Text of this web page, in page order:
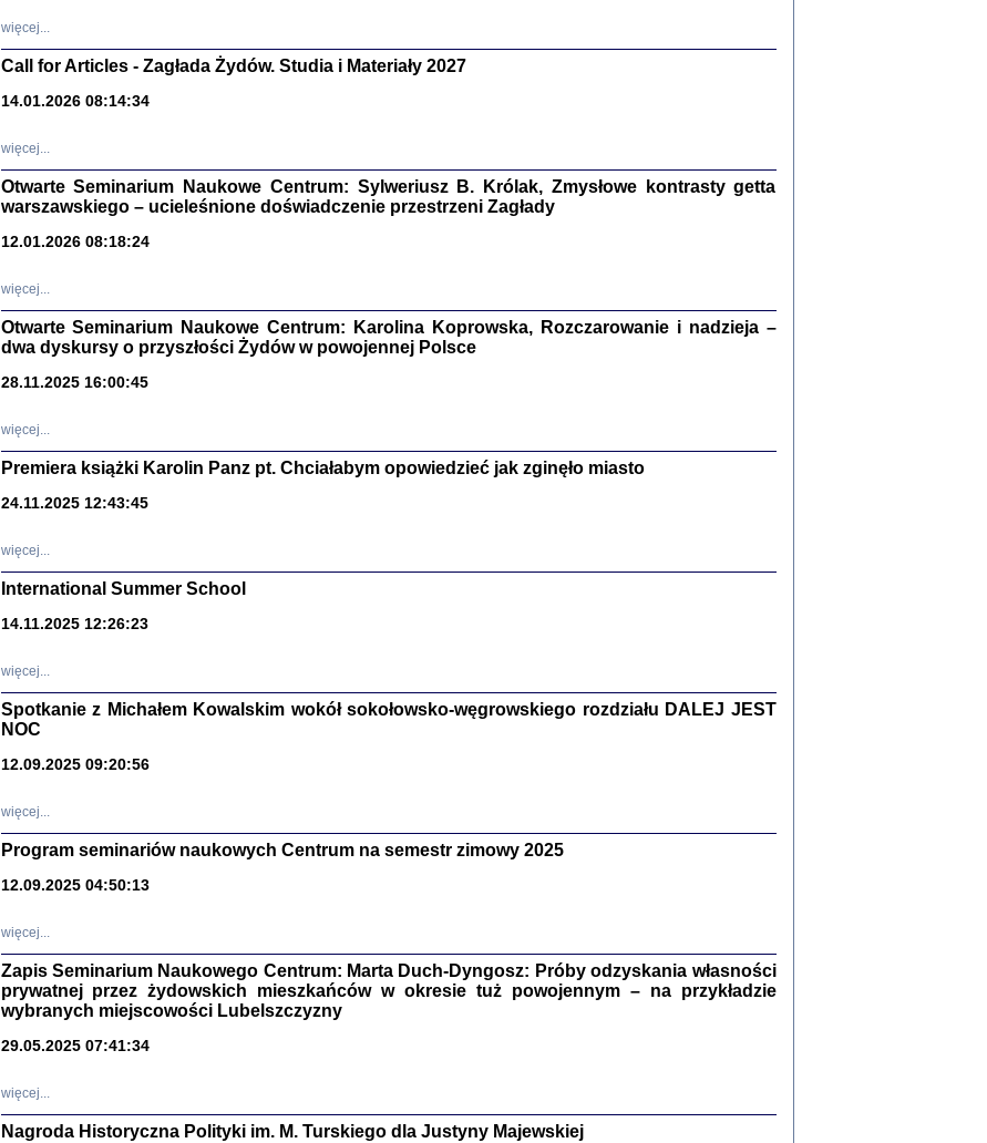
Sewek Okonowski, oprac. Marta Janczewska
PISZĄCY TE SŁOWA JEST PRACOWNIKIEM
GETTOWEJ INSTYTUCJI ...
'z Dziennika' i inne pisma z łódzkiego getta
Józef Zelkowicz, tłum. z jidysz, oprac. i wstęp. Monika Polit
CZYTAJĄC GAZETĘ NIEMIECKĄ ...
Warszawa 2019
Zagłada Żydów.
red. i wstęp Barbara Engelking, Jan Grabowski
więcej...
Call for Articles - Zagłada Żydów. Studia i Materiały 2027
14.01.2026 08:14:34
więcej...
Otwarte Seminarium Naukowe Centrum: Sylweriusz B. Królak, Zmysłowe kontrasty getta
warszawskiego – ucieleśnione doświadczenie przestrzeni Zagłady
12.01.2026 08:18:24
więcej...
Otwarte Seminarium Naukowe Centrum: Karolina Koprowska, Rozczarowanie i nadzieja –
dwa dyskursy o przyszłości Żydów w powojennej Polsce
28.11.2025 16:00:45
więcej...
Premiera książki Karolin Panz pt. Chciałabym opowiedzieć jak zginęło miasto
24.11.2025 12:43:45
więcej...
International Summer School
14.11.2025 12:26:23
więcej...
Spotkanie z Michałem Kowalskim wokół sokołowsko-węgrowskiego rozdziału DALEJ JEST
NOC
12.09.2025 09:20:56
więcej...
Program seminariów naukowych Centrum na semestr zimowy 2025
12.09.2025 04:50:13
więcej...
Zapis Seminarium Naukowego Centrum: Marta Duch-Dyngosz: Próby odzyskania własności
prywatnej przez żydowskich mieszkańców w okresie tuż powojennym – na przykładzie
wybranych miejscowości Lubelszczyzny
29.05.2025 07:41:34
więcej...
Nagroda Historyczna Polityki im. M. Turskiego dla Justyny Majewskiej